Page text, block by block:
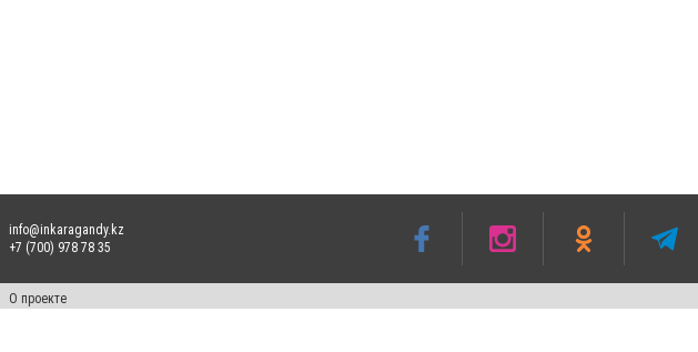
info@inkaragandy.kz
+7 (700) 978 78 35
О проекте